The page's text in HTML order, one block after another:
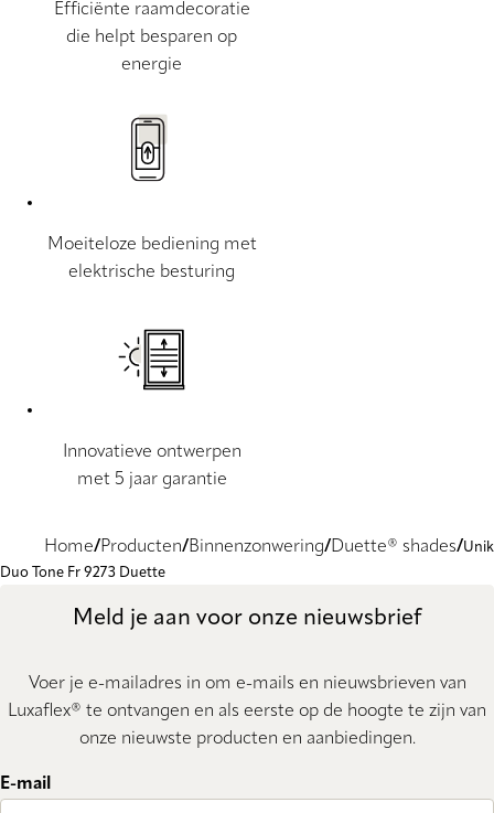
Efficiënte raamdecoratie
die helpt besparen op
energie
Moeiteloze bediening met
elektrische besturing
Innovatieve ontwerpen
met 5 jaar garantie
Home Producten Binnenzonwering Duette® shades
Unik
Duo Tone Fr 9273 Duette
Meld je aan voor onze nieuwsbrief
Voer je e-mailadres in om e-mails en nieuwsbrieven van
Luxaflex® te ontvangen en als eerste op de hoogte te zijn van
onze nieuwste producten en aanbiedingen.
E-mail